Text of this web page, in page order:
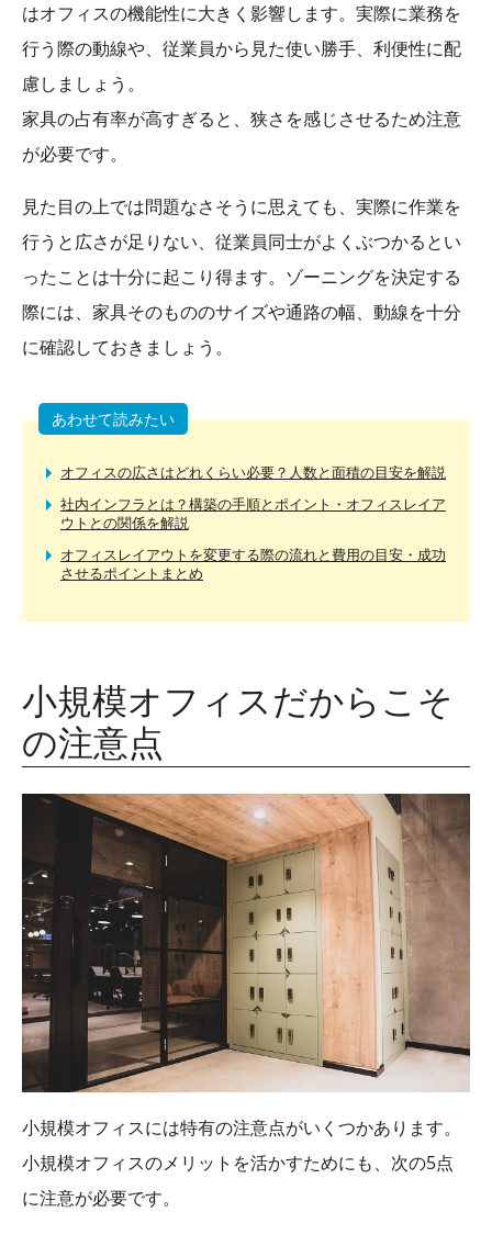
はオフィスの機能性に大きく影響します。実際に業務を
行う際の動線や、従業員から見た使い勝手、利便性に配
慮しましょう。
家具の占有率が高すぎると、狭さを感じさせるため注意
が必要です。
見た目の上では問題なさそうに思えても、実際に作業を
行うと広さが足りない、従業員同士がよくぶつかるとい
ったことは十分に起こり得ます。ゾーニングを決定する
際には、家具そのもののサイズや通路の幅、動線を十分
に確認しておきましょう。
あわせて読みたい
オフィスの広さはどれくらい必要？人数と面積の目安を解説
社内インフラとは？構築の手順とポイント・オフィスレイア
ウトとの関係を解説
オフィスレイアウトを変更する際の流れと費用の目安・成功
させるポイントまとめ
小規模オフィスだからこそ
の注意点
小規模オフィスには特有の注意点がいくつかあります。
小規模オフィスのメリットを活かすためにも、次の5点
に注意が必要です。